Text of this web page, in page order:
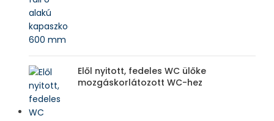
Elől nyitott, fedeles WC ülőke
mozgáskorlátozott WC-hez